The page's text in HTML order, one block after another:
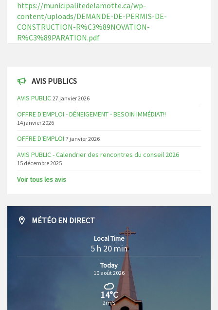
https://municipalitedelamotte.ca/wp-
content/uploads/DEMANDE-DE-PERMIS-DE-
CONSTRUCTION-R%C3%89NOVATION-
R%C3%89PARATION.pdf
AVIS PUBLICS
AVIS PUBLIC 27 janvier 2026
OFFRE D'EMPLOI - DÉNEIGEMENT - BESOIN IMMÉDIAT!!
14 janvier 2026
OFFRE D'EMPLOI 7 janvier 2026
AVIS PUBLIC - Calendrier des rencontres du conseil 2026
15 décembre 2025
Voir tous les avis
MÉTÉO EN DIRECT
Local Time
5 h 20 min
Today
10 août 2026
14°C
2m/s